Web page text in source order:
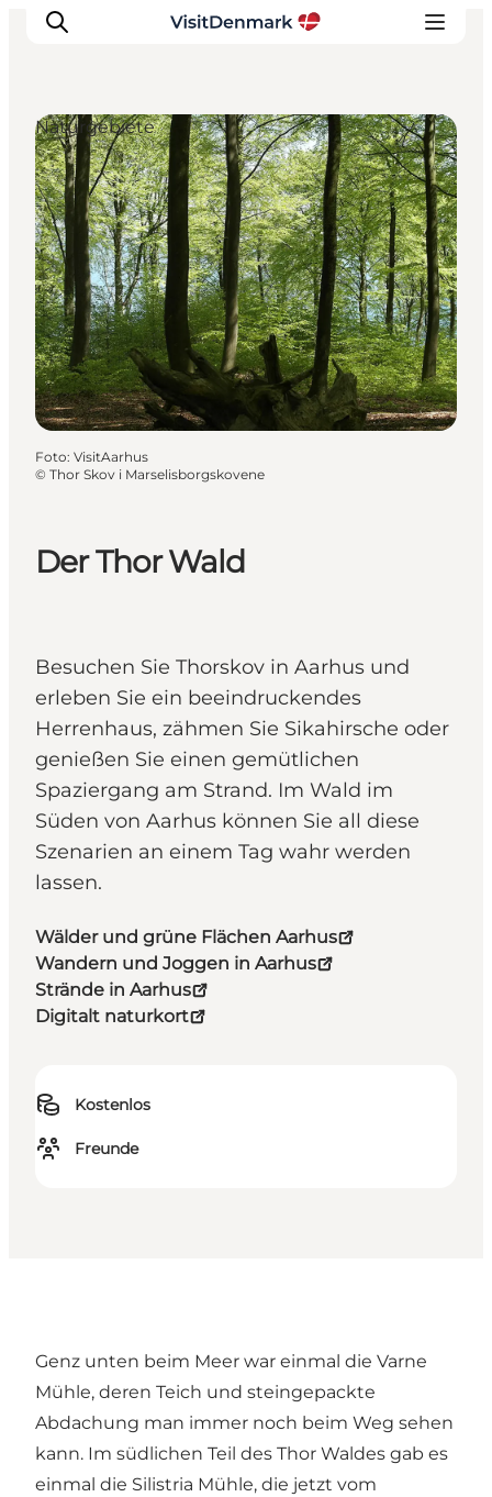
Inspiration
Regionen
Erlebnisse
Unterkünfte
Reiseplanung
Der Thor Wald
Besuchen Sie Thorskov in Aarhus und
erleben Sie ein beeindruckendes
Herrenhaus, zähmen Sie Sikahirsche oder
genießen Sie einen gemütlichen
Spaziergang am Strand. Im Wald im
Süden von Aarhus können Sie all diese
Szenarien an einem Tag wahr werden
lassen.
Wälder und grüne Flächen Aarhus
Wandern und Joggen in Aarhus
Strände in Aarhus
Digitalt naturkort
Kostenlos
Freunde
Naturgebiete
Foto: VisitAarhus
© Thor Skov i Marselisborgskovene
Genz unten beim Meer war einmal die Varne
Mühle, deren Teich und steingepackte
Abdachung man immer noch beim Weg sehen
kann. Im südlichen Teil des Thor Waldes gab es
einmal die Silistria Mühle, die jetzt vom